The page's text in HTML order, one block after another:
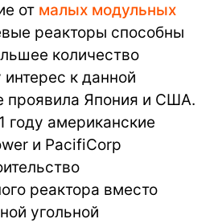
от малых модульных
реакторы способны
количество
к данной
проявила Япония и США.
году американские
и PacifiCorp
реактора вместо
угольной